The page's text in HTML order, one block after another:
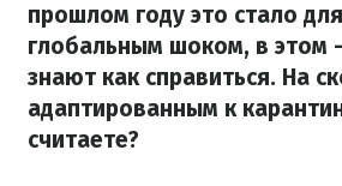
прошлом году это стало
глобальным шоком, в этом
знают как справиться. На
адаптированным к
считаете?